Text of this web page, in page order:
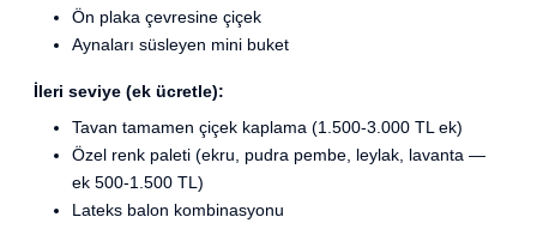
Ön plaka çevresine çiçek
Aynaları süsleyen mini buket
İleri seviye (ek ücretle):
Tavan tamamen çiçek kaplama (1.500-3.000 TL ek)
Özel renk paleti (ekru, pudra pembe, leylak, lavanta —
ek 500-1.500 TL)
Lateks balon kombinasyonu